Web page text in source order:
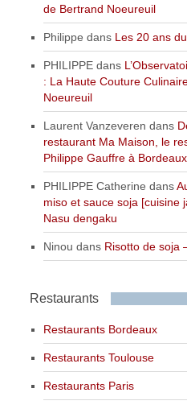
de Bertrand Noeureuil
Philippe dans Les 20 ans
PHILIPPE dans
: La Haute Couture
Noeureuil
Laurent Vanzeveren dans
restaurant Ma Maison, le
Philippe Gauffre à Bordeaux
PHILIPPE Catherine dans
miso et sauce soja [cuisine
Nasu dengaku
Ninou dans Risotto de soja
Restaurants
Restaurants Bordeaux
Restaurants Toulouse
Restaurants Paris